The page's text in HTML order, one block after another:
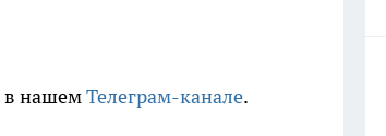
в нашемТелеграм-канале.